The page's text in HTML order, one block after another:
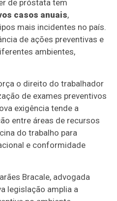
de próstata tem
casos anuais,
mais incidentes no país.
de ações preventivas e
ambientes,
o direito do trabalhador
de exames preventivos
exigência tende a
entre áreas de recursos
do trabalho para
e conformidade
Bracale, advogada
legislação amplia a